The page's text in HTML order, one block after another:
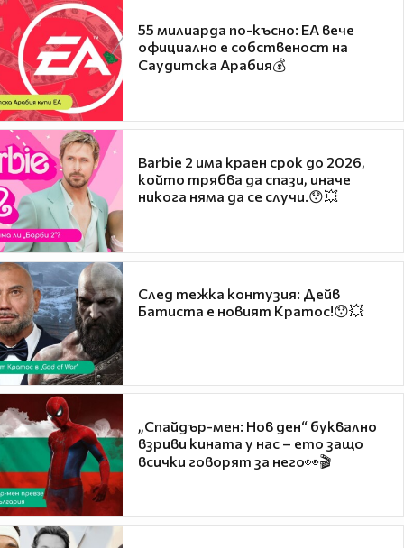
55 милиарда по-късно: EA вече
официално е собственост на
Саудитска Арабия💰
Barbie 2 има краен срок до 2026,
който трябва да спази, иначе
никога няма да се случи.😯💥
След тежка контузия: Дейв
Батиста е новият Кратос!😯💥
„Спайдър-мен: Нов ден“ буквално
взриви кината у нас – ето защо
всички говорят за него👀🎬